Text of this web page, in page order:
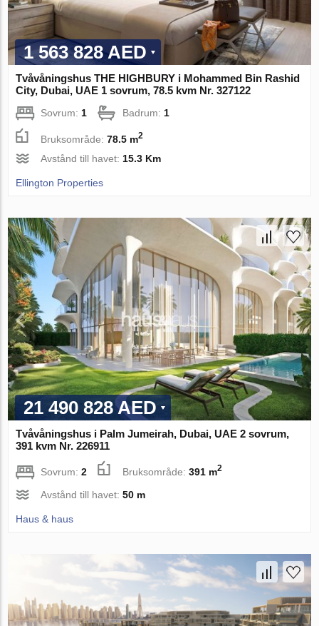
1 563 828 AED
Tvåvåningshus THE HIGHBURY i Mohammed Bin Rashid
City, Dubai, UAE 1 sovrum, 78.5 kvm Nr. 327122
Sovrum:1 Badrum:1
Bruksområde:78.5 m2
Avstånd till havet:15.3 Km
Ellington Properties
21 490 828 AED
Tvåvåningshus i Palm Jumeirah, Dubai, UAE 2 sovrum,
391 kvm Nr. 226911
Sovrum:2 Bruksområde:391 m2
Avstånd till havet:50 m
Haus & haus